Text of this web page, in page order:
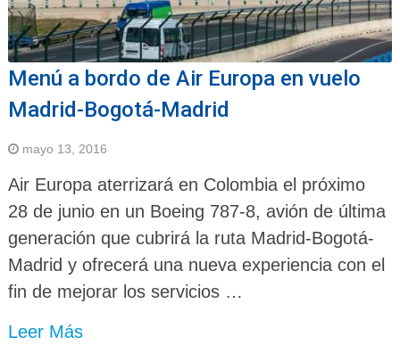
Menú a bordo de Air Europa en vuelo
Madrid-Bogotá-Madrid
mayo 13, 2016
Air Europa aterrizará en Colombia el próximo
28 de junio en un Boeing 787-8, avión de última
generación que cubrirá la ruta Madrid-Bogotá-
Madrid y ofrecerá una nueva experiencia con el
fin de mejorar los servicios …
Leer Más